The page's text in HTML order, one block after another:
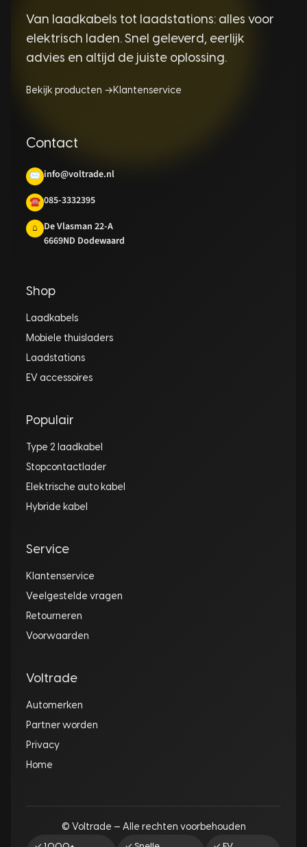
Van laadkabels tot laadstations: alles voor
elektrisch laden. Snel geleverd, eerlijk
advies en altijd de juiste oplossing.
Bekijk producten → Klantenservice
Contact
✉ info@voltrade.nl
☎ 085-3332395
⌂
De Vlasman 22-A
6669ND Dodewaard
Shop
Laadkabels
Mobiele thuisladers
Laadstations
EV accessoires
Populair
Type 2 laadkabel
Stopcontactlader
Elektrische auto kabel
Hybride kabel
Service
Klantenservice
Veelgestelde vragen
Retourneren
Voorwaarden
Voltrade
Automerken
Partner worden
Privacy
Home
© Voltrade — Alle rechten voorbehouden